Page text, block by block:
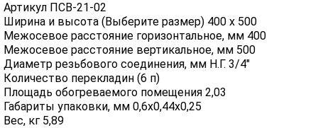
Артикул ПСВ-21-02
Ширина и высота (Выберите размер) 400 х 500
Межосевое расстояние горизонтальное, мм 400
Межосевое расстояние вертикальное, мм 500
Диаметр резьбового соединения, мм Н.Г. 3/4"
Количество перекладин (6 п)
Площадь обогреваемого помещения 2,03
Габариты упаковки, мм 0,6х0,44х0,25
Вес, кг 5,89